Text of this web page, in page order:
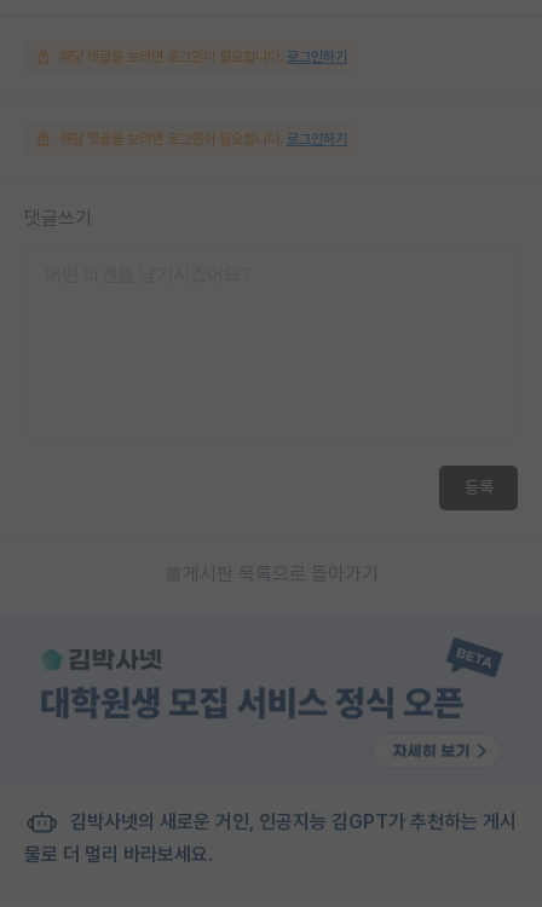
해당 댓글을 보려면 로그인이 필요합니다. 로그인하기
해당 댓글을 보려면 로그인이 필요합니다. 로그인하기
댓글쓰기
등록
게시판 목록으로 돌아가기
김박사넷의 새로운 거인, 인공지능 김GPT가 추천하는 게시
물로 더 멀리 바라보세요.